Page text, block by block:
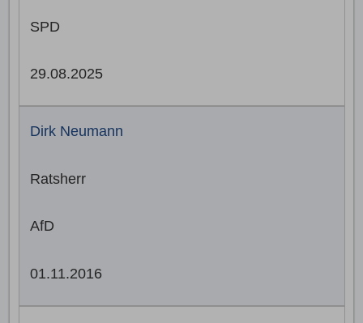
SPD
29.08.2025
Dirk Neumann
Ratsherr
AfD
01.11.2016